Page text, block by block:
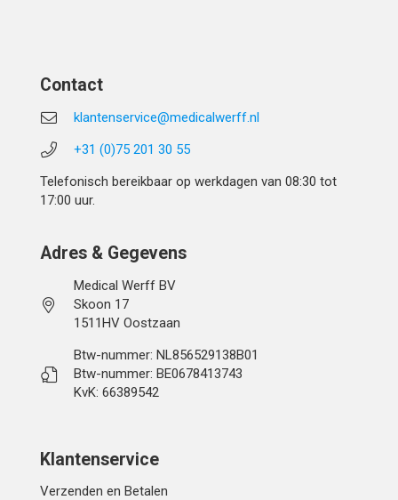
Contact
klantenservice@medicalwerff.nl
+31 (0)75 201 30 55
Telefonisch bereikbaar op werkdagen van 08:30 tot
17:00 uur.
Adres & Gegevens
Medical Werff BV
Skoon 17
1511HV Oostzaan
Btw-nummer: NL856529138B01
Btw-nummer: BE0678413743
KvK: 66389542
Klantenservice
Verzenden en Betalen